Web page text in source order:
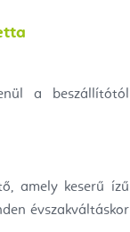
a beszállítótól
amely keserű ízű
évszakváltáskor